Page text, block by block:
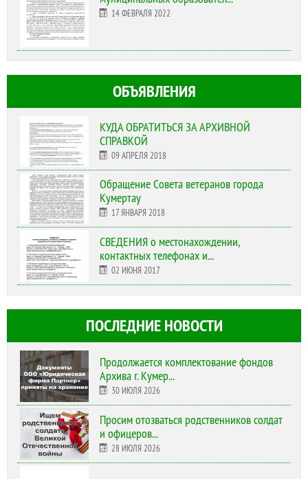
14 ФЕВРАЛЯ 2022
ОБЪЯВЛЕНИЯ
КУДА ОБРАТИТЬСЯ ЗА АРХИВНОЙ
СПРАВКОЙ
09 АПРЕЛЯ 2018
Обращение Совета ветеранов города
Кумертау
17 ЯНВАРЯ 2018
СВЕДЕНИЯ о местонахождении,
контактных телефонах и...
02 ИЮНЯ 2017
ПОСЛЕДНИЕ НОВОСТИ
Продолжается комплектование фондов
Архива г. Кумер...
30 ИЮЛЯ 2026
Просим отозваться родственников солдат
и офицеров...
28 ИЮЛЯ 2026